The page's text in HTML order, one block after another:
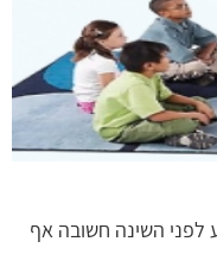
השינה חשובה אף